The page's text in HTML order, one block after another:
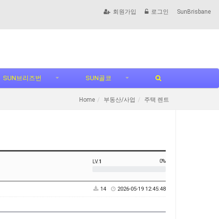
회원가입 로그인 SunBrisbane
SUN브리즈번 SUN골코
Home 부동산/사업 주택 렌트
LV.1 0%
14 2026-05-19 12:45:48